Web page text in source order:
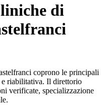
di
coprono le principali
e riabilitativa. Il direttorio
verificate, specializzazione